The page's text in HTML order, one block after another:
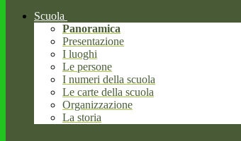
Scuola
Panoramica
Presentazione
I luoghi
Le persone
I numeri della scuola
Le carte della scuola
Organizzazione
La storia